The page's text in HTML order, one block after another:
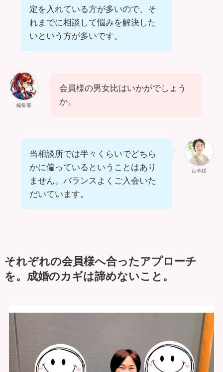
定を入れている方が多いので、そ
れまでに相談して悩みを解決した
いという方が多いです。
編集部
会員様の男女比はいかがでしょう
か。
山本様
当相談所では半々くらいでどちら
かに偏っているということはあり
ません。バランスよくご入会いた
だいています。
それぞれの会員様へ合ったアプローチ
を。成婚のカギは諦めないこと。